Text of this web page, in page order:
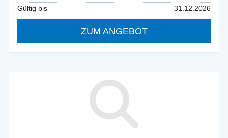
Gültig bis
31.12.2026
ZUM ANGEBOT